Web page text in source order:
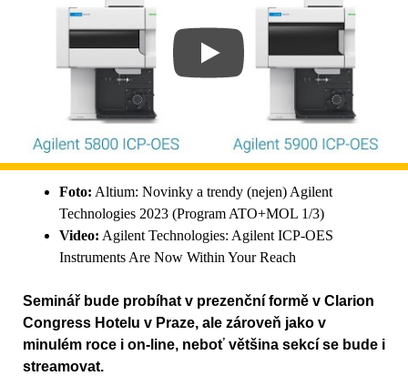
Foto: Altium: Novinky a trendy (nejen) Agilent
Technologies 2023 (Program ATO+MOL 1/3)
Video: Agilent Technologies: Agilent ICP-OES
Instruments Are Now Within Your Reach
Seminář bude probíhat v prezenční formě v Clarion
Congress Hotelu v Praze, ale zároveň jako v
minulém roce i on-line, neboť většina sekcí se bude i
streamovat.